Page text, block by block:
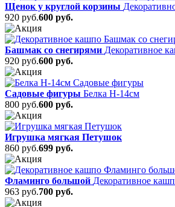
Щенок у круглой корзины
920 руб.600 руб.
Башмак со снегирями Декоративное
920 руб.600 руб.
Садовые фигуры Белка Н-14см
800 руб.600 руб.
Игрушка мягкая Петушок
860 руб.699 руб.
Фламинго большой Декоративное
963 руб.700 руб.